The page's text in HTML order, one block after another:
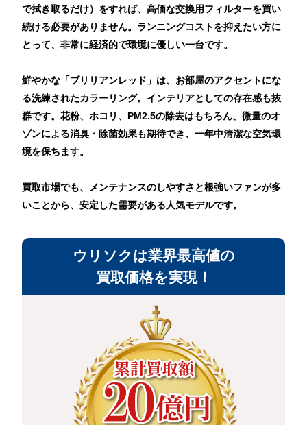
で拭き取るだけ）をすれば、高価な交換用フィルターを買い
続ける必要がありません。ランニングコストを抑えたい方に
とって、非常に経済的で環境に優しい一台です。
鮮やかな「ブリリアンレッド」は、お部屋のアクセントにな
る洗練されたカラーリング。インテリアとしての存在感も抜
群です。花粉、ホコリ、PM2.5の除去はもちろん、微量のオ
ゾンによる消臭・除菌効果も期待でき、一年中清潔な空気環
境を保ちます。
買取市場でも、メンテナンスのしやすさと根強いファンが多
いことから、安定した需要がある人気モデルです。
ウリソクは業界最高値の
買取価格を実現！